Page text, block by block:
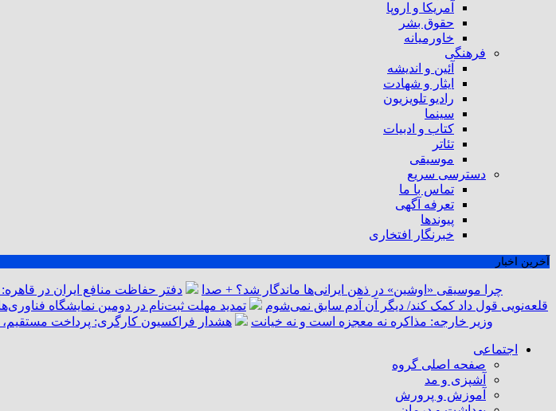
آمریکا و اروپا
حقوق بشر
خاورمیانه
فرهنگی
آئین و اندیشه
ایثار و شهادت
رادیو تلویزیون
سینما
کتاب و ادبیات
تئاتر
موسیقی
دسترسی سریع
تماس با ما
تعرفه آگهی
پیوندها
خبرنگار افتخاری
آخرین اخبار
چرا موسیقی «اوشین» در ذهن ایرانی‌ها ماندگار شد؟ + صدا دفتر حفاظت منافع ایران در
قلعه‌نویی قول داد کمک کند/ دیگر آن آدم سابق نمی‌شوم
تمدید مهلت ثبت‌نام در دومین نمایشگاه
وزیر خارجه: مذاکره نه معجزه است و نه خیانت
هشدار فراکسیون کارگری: پرداخت
اجتماعی
صفحه اصلی گروه
آشپزی و مد
آموزش و پرورش